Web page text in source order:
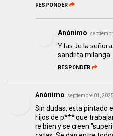
RESPONDER
Anónimo
Y las de la
sandrita milanga
RESPONDER
Anónimo septiembre 01, 2025
Sin dudas, esta pintado
hijos de p*** que
re bien y se creen